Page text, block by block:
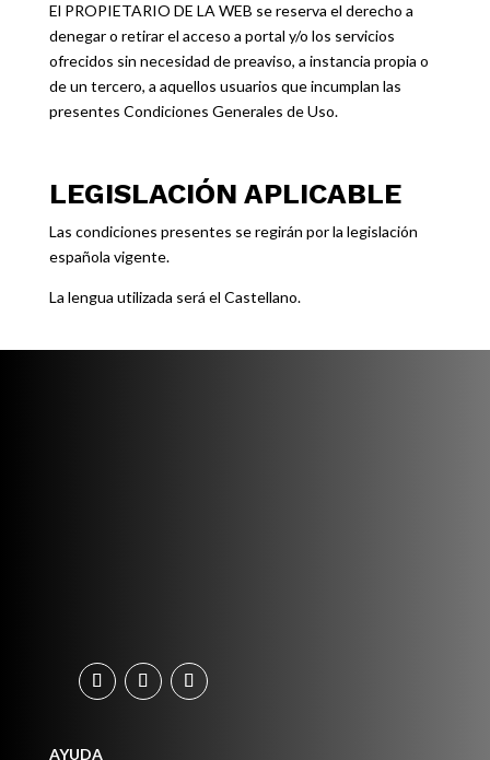
El PROPIETARIO DE LA WEB se reserva el derecho a
denegar o retirar el acceso a portal y/o los servicios
ofrecidos sin necesidad de preaviso, a instancia propia o
de un tercero, a aquellos usuarios que incumplan las
presentes Condiciones Generales de Uso.
LEGISLACIÓN APLICABLE
Las condiciones presentes se regirán por la legislación
española vigente.
La lengua utilizada será el Castellano.
AYUDA